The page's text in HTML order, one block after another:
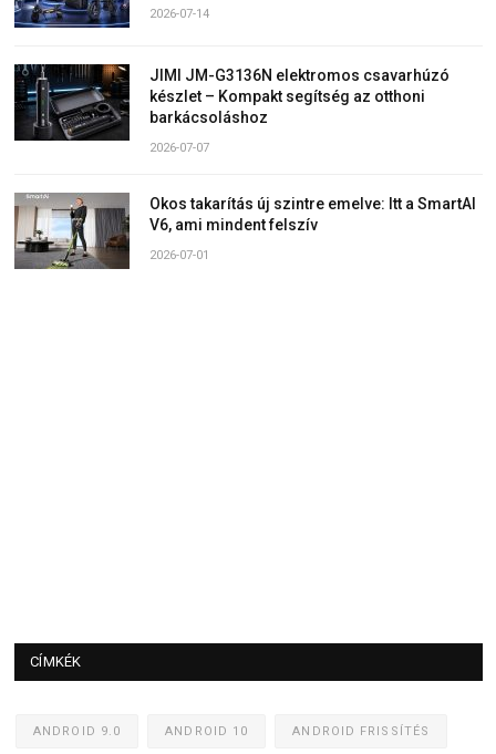
2026-07-14
JIMI JM-G3136N elektromos csavarhúzó
készlet – Kompakt segítség az otthoni
barkácsoláshoz
2026-07-07
Okos takarítás új szintre emelve: Itt a SmartAI
V6, ami mindent felszív
2026-07-01
CÍMKÉK
ANDROID 9.0 ANDROID 10 ANDROID FRISSÍTÉS